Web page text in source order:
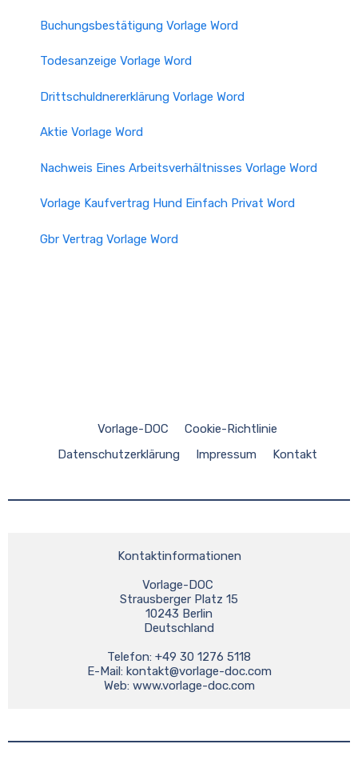
Buchungsbestätigung Vorlage Word
Todesanzeige Vorlage Word
Drittschuldnererklärung Vorlage Word
Aktie Vorlage Word
Nachweis Eines Arbeitsverhältnisses Vorlage Word
Vorlage Kaufvertrag Hund Einfach Privat Word
Gbr Vertrag Vorlage Word
Vorlage-DOC
Cookie-Richtlinie
Datenschutzerklärung
Impressum Kontakt
Kontaktinformationen
Vorlage-DOC
Strausberger Platz 15
10243 Berlin
Deutschland
Telefon: +49 30 1276 5118
E-Mail: kontakt@vorlage-doc.com
Web: www.vorlage-doc.com